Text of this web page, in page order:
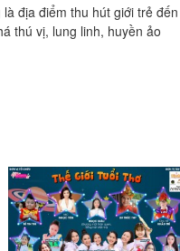
địa điểm thu hút giới trẻ đến
thú vị, lung linh, huyền ảo